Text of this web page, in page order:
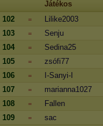
Játékos
102
=
Lilike2003
103
=
Senju
104
=
Sedina25
105
=
zsófi77
106
=
I-Sanyi-I
107
=
marianna1027
108
=
Fallen
109
=
sac